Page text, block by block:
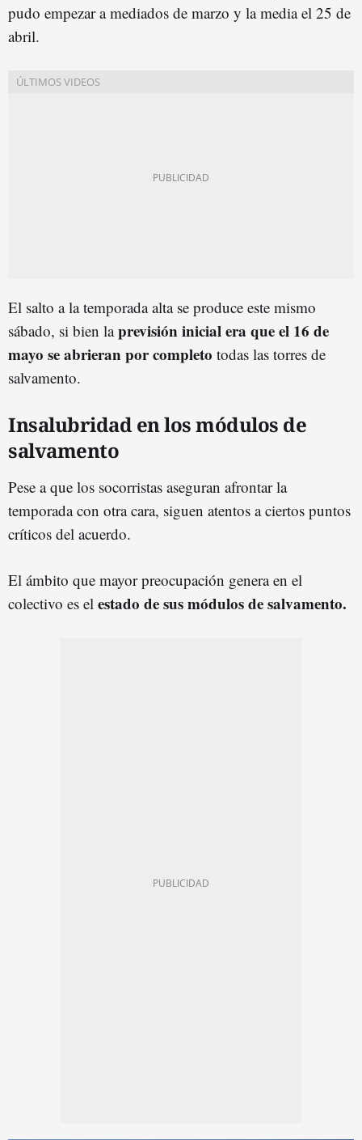
pudo empezar a mediados de marzo y la media el 25 de
abril.
El salto a la temporada alta se produce este mismo
sábado, si bien laprevisión inicial era que el 16 de
mayo se abrieran por completo todas las torres de
salvamento.
Insalubridad en los módulos de
salvamento
Pese a que los socorristas aseguran afrontar la
temporada con otra cara, siguen atentos a ciertos puntos
críticos del acuerdo.
El ámbito que mayor preocupación genera en el
colectivo es el estado de sus módulos de salvamento.